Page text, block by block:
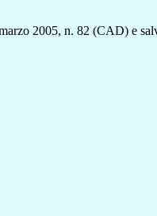
2005, n. 82 (CAD) e